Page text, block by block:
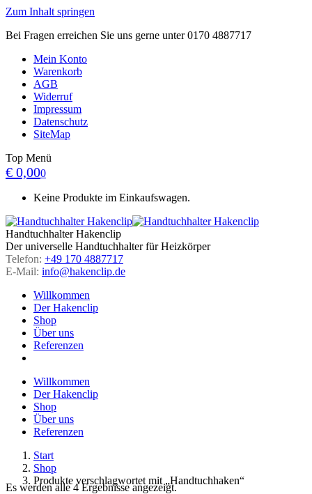
Zum Inhalt springen
Bei Fragen erreichen Sie uns gerne unter 0170 4887717
Mein Konto
Warenkorb
AGB
Widerruf
Impressum
Datenschutz
SiteMap
Top Menü
€ 0,000
Keine Produkte im Einkaufswagen.
Handtuchhalter Hakenclip
Der universelle Handtuchhalter für Heizkörper
Telefon: +49 170 4887717
E-Mail: info@hakenclip.de
Willkommen
Der Hakenclip
Shop
Über uns
Referenzen
Willkommen
Der Hakenclip
Shop
Über uns
Referenzen
Start
Shop
Produkte verschlagwortet mit „Handtuchhaken“
Es werden alle 4 Ergebnisse angezeigt.